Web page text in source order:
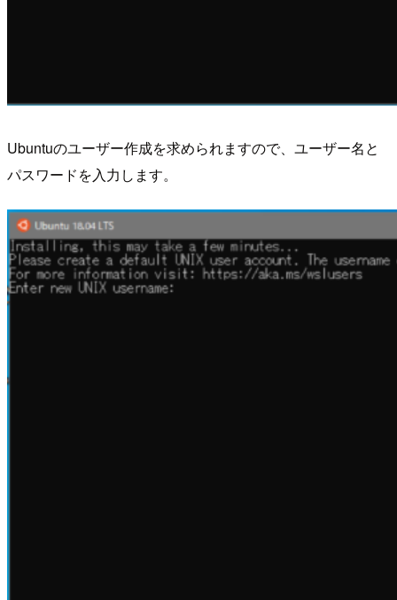
Ubuntuのユーザー作成を求められますので、ユーザー名と
パスワードを入力します。